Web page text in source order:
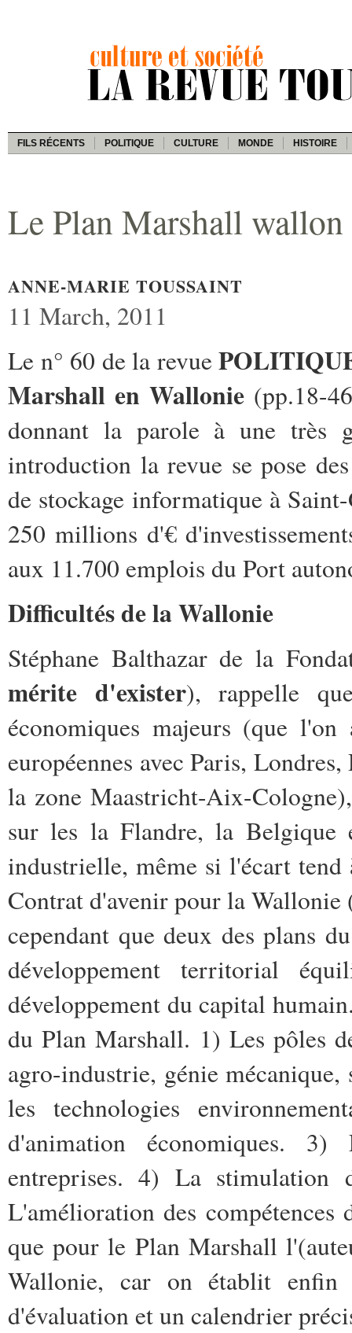
FILS RÉCENTS POLITIQUE CULTURE MONDE HISTOIRE
Le Plan Marshall
ANNE-MARIE TOUSSAINT
11 March, 2011
Le n° 60 de la revue
Marshall en Wallonie (pp.18-
donnant la parole à une très
introduction la revue se pose
de stockage informatique à
250 millions d'€
aux 11.700 emplois du Port
Difficultés de la Wallonie
Stéphane Balthazar de la
mérite d'exister), rappelle
économiques majeurs (que
européennes avec Paris,
la zone Maastricht-Aix-
sur les la Flandre, la Belgique
industrielle, même si l'écart
Contrat d'avenir pour la
cependant que deux des plans
développement territorial
développement du capital
du Plan Marshall. 1) Les pôles
agro-industrie, génie
les technologies
d'animation économiques.
entreprises. 4) La
L'amélioration des
que pour le Plan Marshall
Wallonie, car on établit enfin
d'évaluation et un calendrier